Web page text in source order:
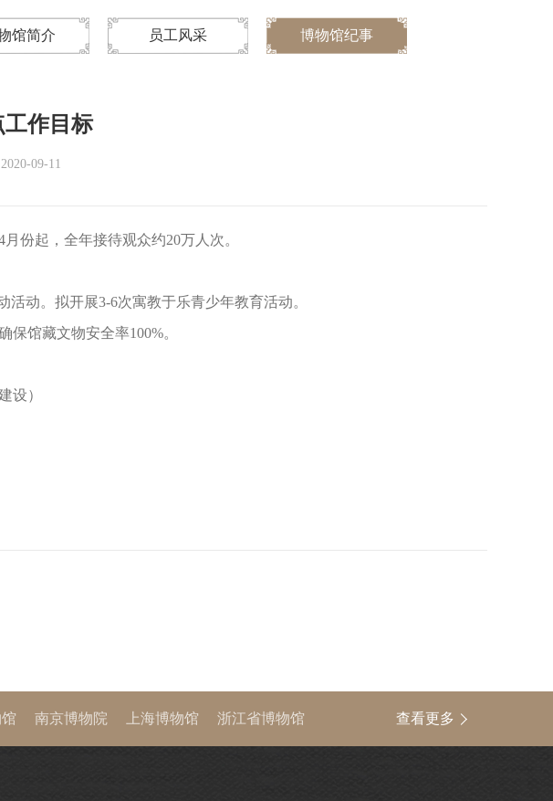
馆简介 员工风采 博物馆纪事
工作目标
09-11
份起，全年接待观众约20万人次。
动。拟开展3-6次寓教于乐青少年教育活动。
馆藏文物安全率100%。
设）
南京博物院 上海博物馆
浙江省博物馆
馆 故宫博物院 中国文物信息网
查看更多